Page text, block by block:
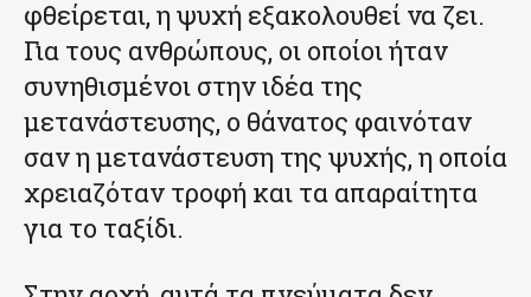
φθείρεται, η ψυχή εξακολουθεί να ζει.
Για τους ανθρώπους, οι οποίοι ήταν
συνηθισμένοι στην ιδέα της
μετανάστευσης, ο θάνατος φαινόταν
σαν η μετανάστευση της ψυχής, η οποία
χρειαζόταν τροφή και τα απαραίτητα
για το ταξίδι.